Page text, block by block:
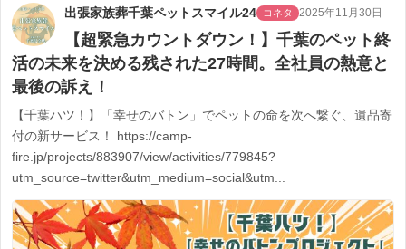
出張家族葬千葉ペットスマイル24 コネタ 2025年11月30日
【超緊急カウントダウン！】千葉のペット終
活の未来を決める残された27時間。全社員の熱意と
最後の訴え！
【千葉ハツ！】「幸せのバトン」でペットの命を次へ繋ぐ、遺品寄
付の新サービス！ https://camp-
fire.jp/projects/883907/view/activities/779845?
utm_source=twitter&utm_medium=social&utm...